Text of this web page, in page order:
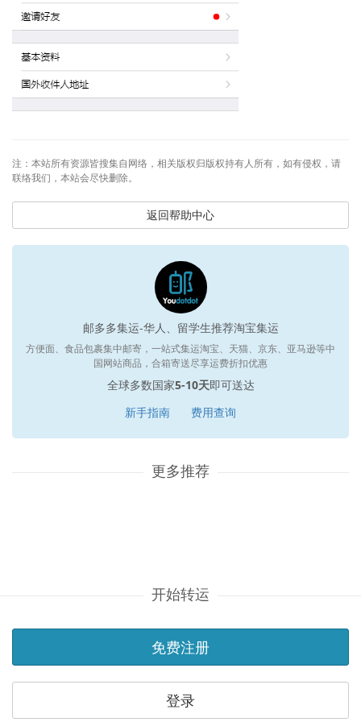
注：本站所有资源皆搜集自网络，相关版权归版权持有人所有，如有侵权，请
联络我们，本站会尽快删除。
返回帮助中心
邮多多集运-华人、留学生推荐淘宝集运
方便面、食品包裹集中邮寄，一站式集运淘宝、天猫、京东、亚马逊等中
国网站商品，合箱寄送尽享运费折扣优惠
全球多数国家5-10天即可送达
新手指南
费用查询
更多推荐
开始转运
免费注册
登录